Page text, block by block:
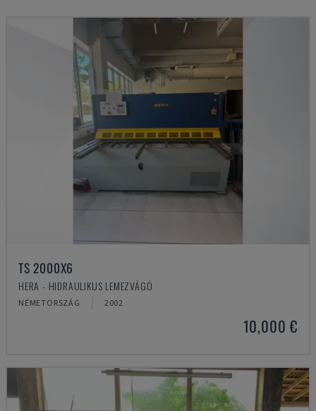
TS 2000X6
HERA - HIDRAULIKUS LEMEZVÁGÓ
NÉMETORSZÁG 2002
10,000 €